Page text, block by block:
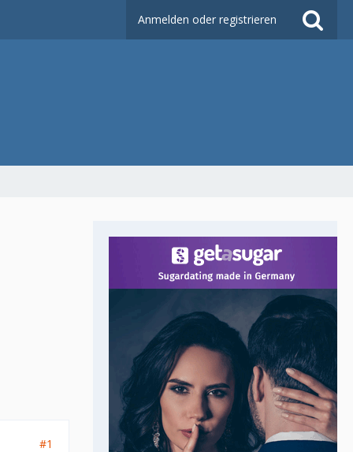
Anmelden oder registrieren
#1